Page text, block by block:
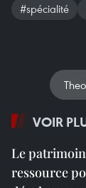
#spécialité
VOIR
Le
ressource